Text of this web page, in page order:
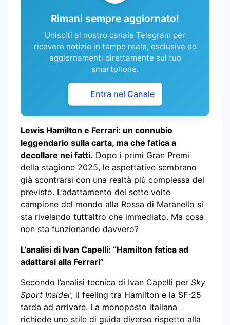
Rimani sempre aggiornato!
Unisciti al nostro canale Telegram per
ricevere notizie in tempo reale, esclusive ed
aggiornamenti direttamente sul tuo
smartphone.
Entra nel Canale
Lewis Hamilton e Ferrari: un connubio
leggendario sulla carta, ma che fatica a
decollare nei fatti. Dopo i primi Gran Premi
della stagione 2025, le aspettative sembrano
già scontrarsi con una realtà più complessa del
previsto. L’adattamento del sette volte
campione del mondo alla Rossa di Maranello si
sta rivelando tutt’altro che immediato. Ma cosa
non sta funzionando davvero?
L’analisi di Ivan Capelli: “Hamilton fatica ad
adattarsi alla Ferrari”
Secondo l’analisi tecnica di Ivan Capelli per Sky
Sport Insider, il feeling tra Hamilton e la SF-25
tarda ad arrivare. La monoposto italiana
richiede uno stile di guida diverso rispetto alla